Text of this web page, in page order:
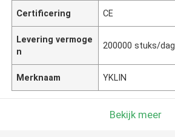
Certificering CE
Levering vermoge
n
200000 stuks/dag
Merknaam YKLIN
Bekijk meer